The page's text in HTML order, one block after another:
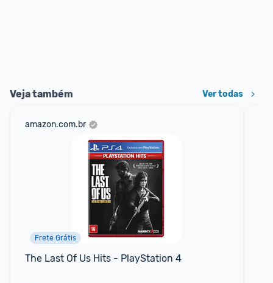
Veja também Ver todas
amazon.com.br
Frete Grátis
The Last Of Us Hits - PlayStation 4